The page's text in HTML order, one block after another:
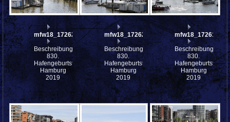
mfw18_172622
Beschreibung:
830.
Hafengeburtstag
Hamburg
2019
mfw18_172620
Beschreibung:
830.
Hafengeburtstag
Hamburg
2019
mfw18_172617
Beschreibung:
830.
Hafengeburtstag
Hamburg
2019